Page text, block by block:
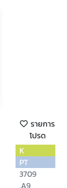
รายการ
โปรด
K
PT
3709